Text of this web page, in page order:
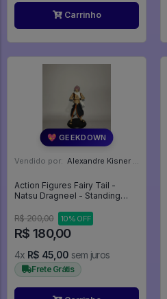
Carrinho
💖 GEEKDOWN
Vendido por: Alexandre Kisner - PR
Action Figures Fairy Tail -
Natsu Dragneel - Standing
Fairy Tail
R$ 200,00 10% OFF
R$ 180,00
4x R$ 45,00 sem juros
Frete Grátis